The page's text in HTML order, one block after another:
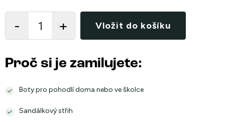
cena:
Vložit do košíku
Proč si je zamilujete:
Boty pro pohodlí doma nebo ve školce
Sandálkový střih